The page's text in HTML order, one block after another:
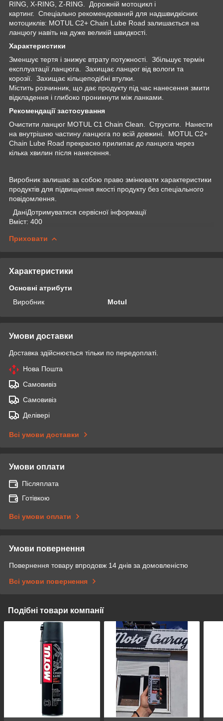
RING, X-RING, Z-RING. Дорожній мотоцикл і
картинг. Спеціально рекомендований для надшвидкісних
мотоциклів: MOTUL C2+ Chain Lube Road залишається на
ланцюгу навіть на дуже великій швидкості.
Характеристики
Зменшує тертя і знижує втрату потужності. Збільшує термін
експлуатації ланцюга. Захищає ланцюг від вологи та
корозії. Захищає кільцеподібні втулки.
Містить розчинник, що дає продукту під час нанесення змити
відкладення і глибоко проникнути між ланками.
Рекомендації застосування
Очистити ланцюг MOTUL C1 Chain Clean. Струсити. Нанести
на внутрішню частину ланцюга по всій довжині. MOTUL C2+
Chain Lube Road прекрасно прилипає до ланцюга через
кілька хвилин після нанесення.
Виробник залишає за собою право змінювати характеристики
продуктів для підвищення якості продукту без спеціального
повідомлення.
ДаніДотримуватися сервісної інформації
Вміст: 400
Приховати
Характеристики
Основні атрибути
Виробник
Motul
Умови доставки
Доставка здійснюється тільки по передоплаті.
Нова Пошта
Самовивіз
Самовивіз
Делівері
Всі умови доставки
Умови оплати
Післяплата
Готівкою
Всі умови оплати
Умови повернення
Повернення товару впродовж 14 днів за домовленістю
Всі умови повернення
Подібні товари компанії